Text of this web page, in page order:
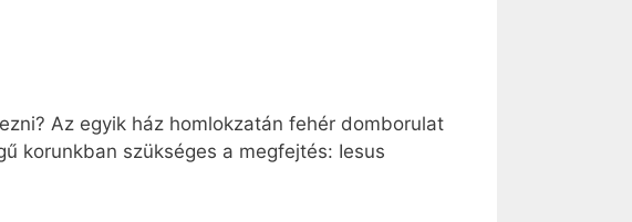
Az egyik ház homlokzatán fehér domborulat
korunkban szükséges a megfejtés: Iesus